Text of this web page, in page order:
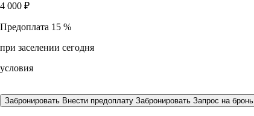
4 000 ₽
Предоплата 15 %
при заселении сегодня
условия
Забронировать Внести предоплату Забронировать Запрос на бронь